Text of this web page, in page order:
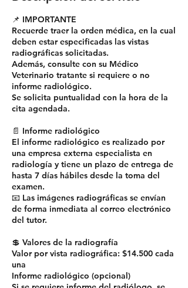
📌 IMPORTANTE
Recuerde traer la orden médica, en la cual
deben estar especificadas las vistas
radiográficas solicitadas.
Además, consulte con su Médico
Veterinario tratante si requiere o no
informe radiológico.
Se solicita puntualidad con la hora de la
cita agendada.
📄 Informe radiológico
El informe radiológico es realizado por
una empresa externa especialista en
radiología y tiene un plazo de entrega de
hasta 7 días hábiles desde la toma del
examen.
📧 Las imágenes radiográficas se envían
de forma inmediata al correo electrónico
del tutor.
💲 Valores de la radiografía
Valor por vista radiográfica: $14.500 cada
una
Informe radiológico (opcional)